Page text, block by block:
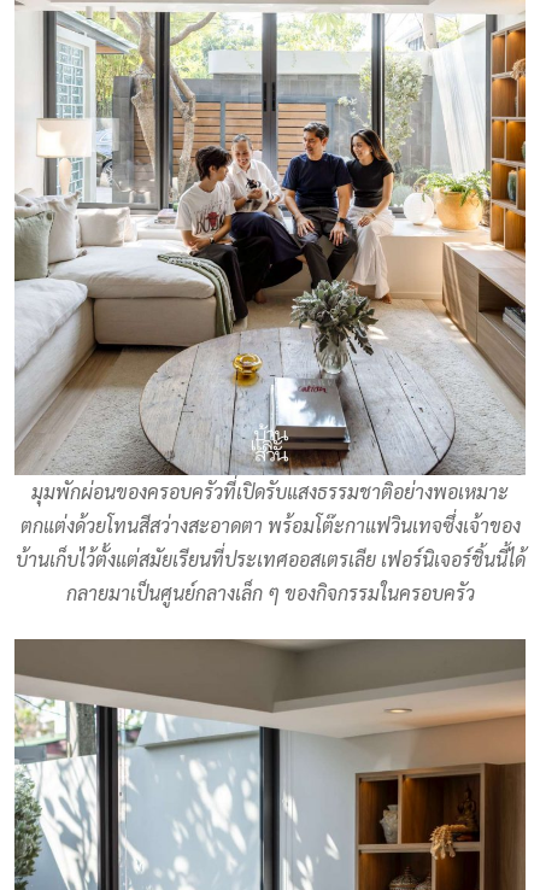
มุมพักผ่อนของครอบครัวที่เปิดรับแสงธรรมชาติอย่างพอเหมาะ
ตกแต่งด้วยโทนสีสว่างสะอาดตา พร้อมโต๊ะกาแฟวินเทจซึ่งเจ้าของ
บ้านเก็บไว้ตั้งแต่สมัยเรียนที่ประเทศออสเตรเลีย เฟอร์นิเจอร์ชิ้นนี้ได้
กลายมาเป็นศูนย์กลางเล็ก ๆ ของกิจกรรมในครอบครัว